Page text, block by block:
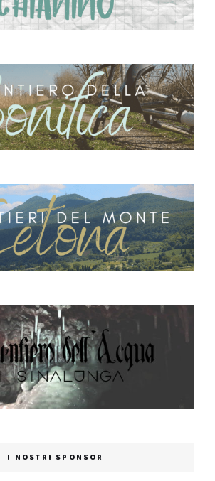
I NOSTRI SPONSOR